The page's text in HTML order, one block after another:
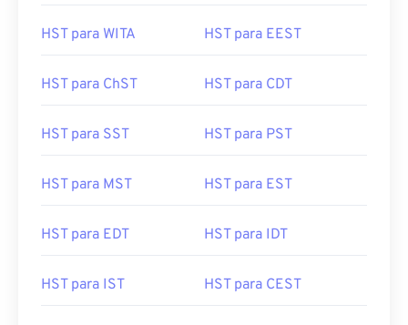
HST para WITA HST para EEST
HST para ChST HST para CDT
HST para SST HST para PST
HST para MST HST para EST
HST para EDT HST para IDT
HST para IST HST para CEST